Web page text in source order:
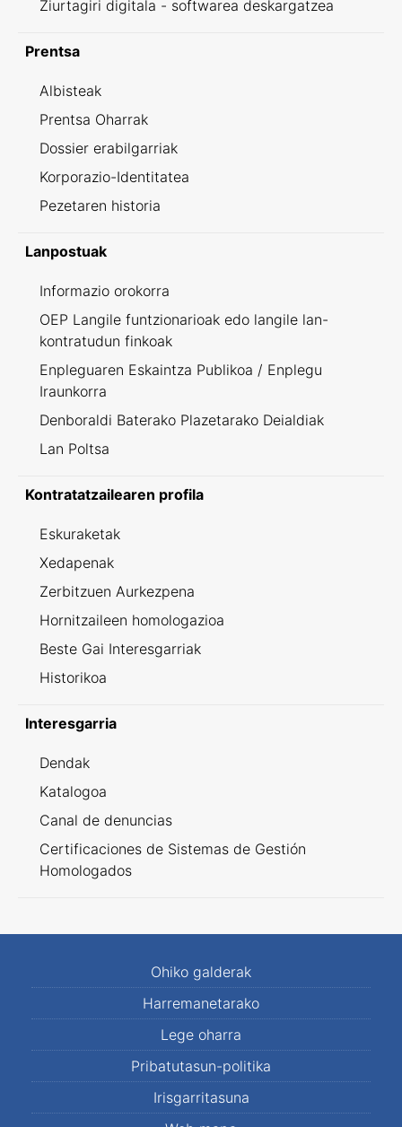
Ziurtagiri digitala - softwarea deskargatzea
Prentsa
Albisteak
Prentsa Oharrak
Dossier erabilgarriak
Korporazio-Identitatea
Pezetaren historia
Lanpostuak
Informazio orokorra
OEP Langile funtzionarioak edo langile lan-
kontratudun finkoak
Enpleguaren Eskaintza Publikoa / Enplegu
Iraunkorra
Denboraldi Baterako Plazetarako Deialdiak
Lan Poltsa
Kontratatzailearen profila
Eskuraketak
Xedapenak
Zerbitzuen Aurkezpena
Hornitzaileen homologazioa
Beste Gai Interesgarriak
Historikoa
Interesgarria
Dendak
Katalogoa
Canal de denuncias
Certificaciones de Sistemas de Gestión
Homologados
Ohiko galderak
Harremanetarako
Lege oharra
Pribatutasun-politika
Irisgarritasuna